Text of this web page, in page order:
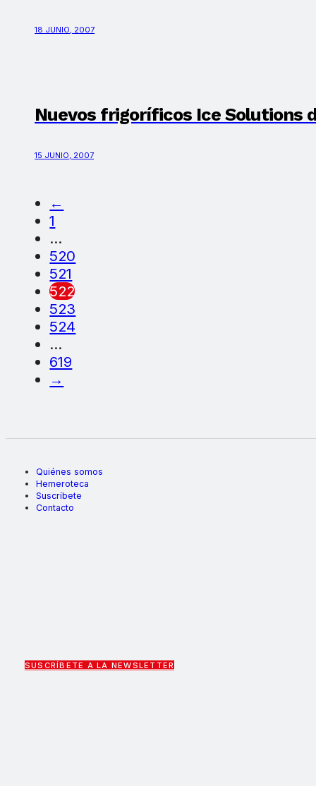
18 JUNIO, 2007
Nuevos frigoríficos Ice Solutions
15 JUNIO, 2007
←
1
…
520
521
522
523
524
…
619
→
Quiénes somos
Hemeroteca
Suscríbete
Contacto
SUSCRÍBETE A LA NEWSLETTER